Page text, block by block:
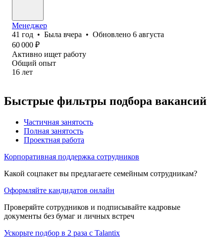
Менеджер
41 год • Была вчера • Обновлено 6 августа
60 000 ₽
Активно ищет работу
Общий опыт
16 лет
Быстрые фильтры подбора вакансий
Частичная занятость
Полная занятость
Проектная работа
Корпоративная поддержка сотрудников
Какой соцпакет вы предлагаете семейным сотрудникам?
Оформляйте кандидатов онлайн
Проверяйте сотрудников и подписывайте кадровые
документы без бумаг и личных встреч
Ускорьте подбор в 2 раза с Talantix